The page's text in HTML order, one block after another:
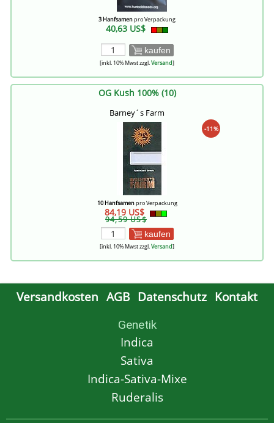
3 Hanfsamenpro Verpackung
40,63 US$
kaufen
[inkl. 10% Mwst zzgl.Versand]
OG Kush 100% (10)
Barney´s Farm
-11%
10 Hanfsamenpro Verpackung
84,19 US$
94,59 US$
kaufen
[inkl. 10% Mwst zzgl.Versand]
Versandkosten AGB Datenschutz Kontakt
Genetik
Indica
Sativa
Indica-Sativa-Mixe
Ruderalis